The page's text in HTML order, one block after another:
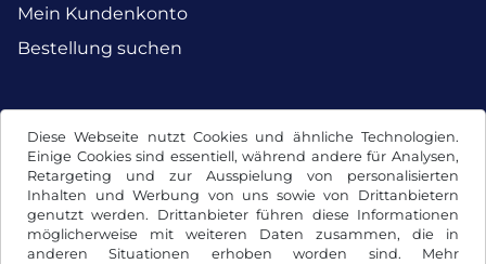
Diese Webseite nutzt Cookies und ähnliche Technologien.
Einige Cookies sind essentiell, während andere für Analysen,
Retargeting und zur Ausspielung von personalisierten
Inhalten und Werbung von uns sowie von Drittanbietern
genutzt werden. Drittanbieter führen diese Informationen
möglicherweise mit weiteren Daten zusammen, die in
anderen Situationen erhoben worden sind. Mehr
Mein Kundenkonto
Bestellung suchen
Facebook Instagram